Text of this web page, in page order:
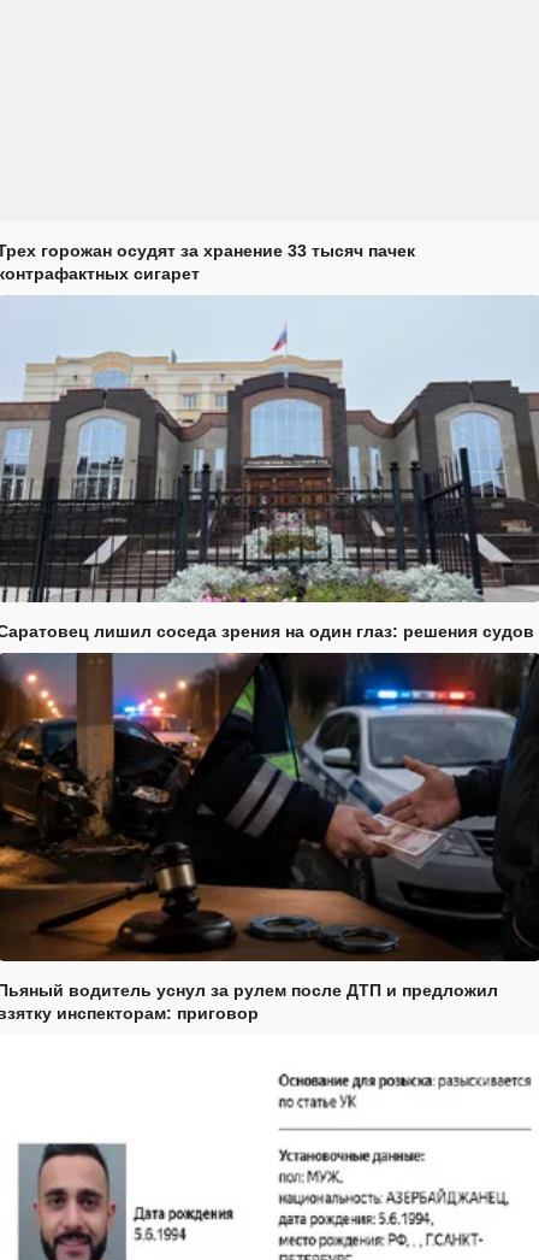
горожан осудят за хранение 33 тысяч пачек
сигарет
лишил соседа зрения на один глаз: решения судов
водитель уснул за рулем после ДТП и предложил
инспекторам: приговор